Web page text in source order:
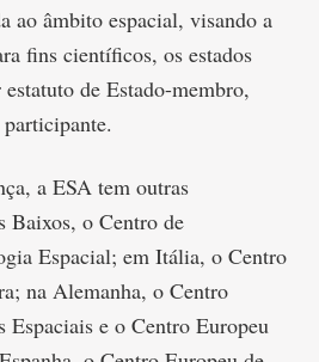
ao âmbito espacial, visando a
fins científicos, os estados
de Estado-membro,
a ESA tem outras
Baixos, o Centro de
Espacial; em Itália, o Centro
na Alemanha, o Centro
Espaciais e o Centro Europeu